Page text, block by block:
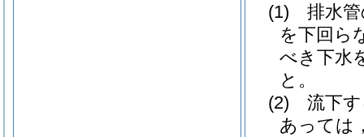
(1)
排水
を下回ら
べき下水
と。
(2)
流下
あっては